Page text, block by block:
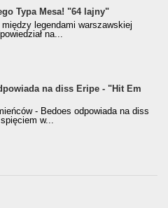
Typa Mesa! "64 lajny"
legendami warszawskiej
na...
na diss Eripe - "Hit Em
- Bedoes odpowiada na diss
w...